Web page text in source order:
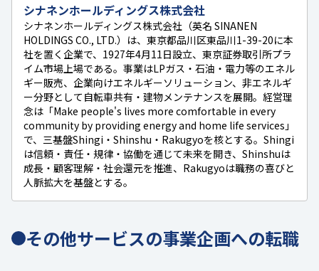
シナネンホールディングス株式会社
シナネンホールディングス株式会社（英名 SINANEN
HOLDINGS CO., LTD.）は、東京都品川区東品川1-39-20に本
社を置く企業で、1927年4月11日設立、東京証券取引所プラ
イム市場上場である。事業はLPガス・石油・電力等のエネル
ギー販売、企業向けエネルギーソリューション、非エネルギ
ー分野として自転車共有・建物メンテナンスを展開。経営理
念は「Make people's lives more comfortable in every
community by providing energy and home life services」
で、三基盤Shingi・Shinshu・Rakugyoを核とする。Shingi
は信頼・責任・規律・協働を通じて未来を開き、Shinshuは
成長・顧客理解・社会還元を推進、Rakugyoは職務の喜びと
人脈拡大を基盤とする。
その他サービスの事業企画への転職